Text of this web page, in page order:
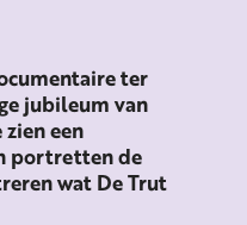
ter
jubileum van
een
portretten de
wat De Trut